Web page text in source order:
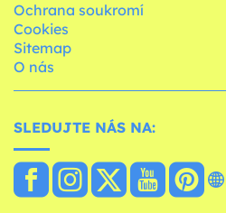
Ochrana soukromí
Cookies
Sitemap
O nás
SLEDUJTE NÁS NA: